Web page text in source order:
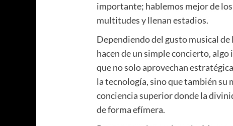
importante; hablemos mejor de
multitudes y llenan estadios.
Dependiendo del gusto musical de
hacen de un simple concierto,
que no solo aprovechan
la tecnología, sino que también su
conciencia superior donde la
de forma efímera.